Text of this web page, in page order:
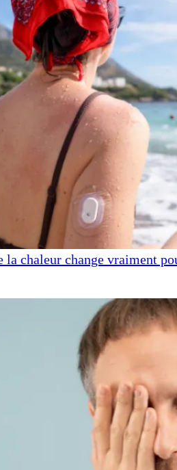
la chaleur change vraiment